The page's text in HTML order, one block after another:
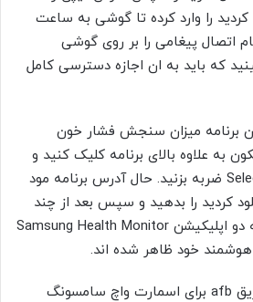
را وارد کرده تا گوشی به ساعت
اتصال پیغامی را بر روی گوشی
که باید به ان اجازه دسترسی کامل
به علاوه بالای برنامه کلیک کنید و
سپس روی Select APK ضربه بزنید. حال آدرس برنامه مود
کردید را بدهید و سپس بعد از چند
دقیقه می بینید که دو اپلیکیشن Samsung Health Monitor
خود ظاهر شده اند.